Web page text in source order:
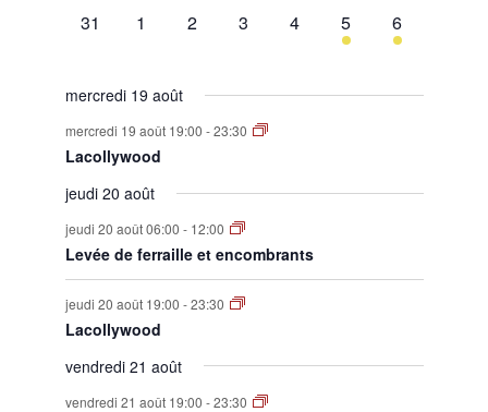
0
31
0
1
0
2
0
3
0
évènement,
4
1
évènement,
5
1
évènement,
6
mercredi 19 août
mercredi 19 août 19:00 -23:30
Lacollywood
jeudi 20 août
jeudi 20 août 06:00 - 12:00
Levée de ferraille et encombrants
jeudi 20 août 19:00 -23:30
Lacollywood
vendredi 21 août
vendredi 21 août 19:00 -23:30